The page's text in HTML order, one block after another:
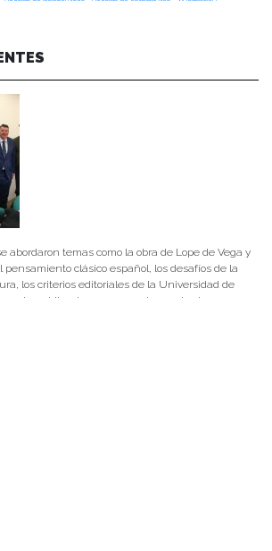
abordaron temas como la obra de Lope de Vega y
pensamiento clásico español, los desafíos de la
los criterios editoriales de la Universidad de
de publicaciones y proyectos conjuntos.